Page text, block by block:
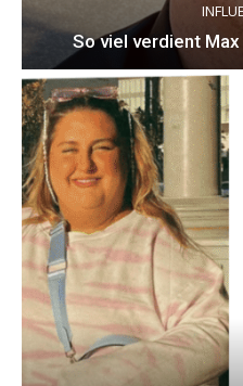
So viel verdient